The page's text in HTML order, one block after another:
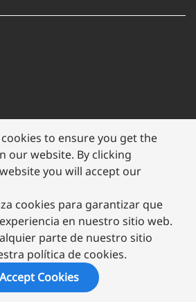
to ensure you get the
our website. By clicking
you will accept our
cookies para garantizar que
en nuestro sitio web.
parte de nuestro sitio
política de cookies.
Accept Cookies